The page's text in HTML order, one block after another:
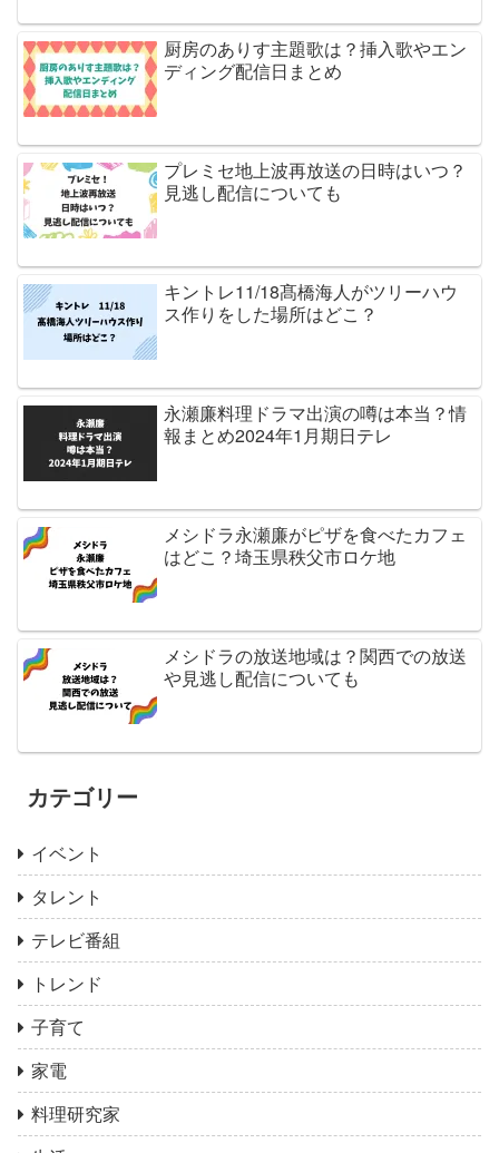
厨房のありす主題歌は？挿入歌やエン
ディング配信日まとめ
プレミセ地上波再放送の日時はいつ？
見逃し配信についても
キントレ11/18髙橋海人がツリーハウ
ス作りをした場所はどこ？
永瀬廉料理ドラマ出演の噂は本当？情
報まとめ2024年1月期日テレ
メシドラ永瀬廉がピザを食べたカフェ
はどこ？埼玉県秩父市ロケ地
メシドラの放送地域は？関西での放送
や見逃し配信についても
カテゴリー
イベント
タレント
テレビ番組
トレンド
子育て
家電
料理研究家